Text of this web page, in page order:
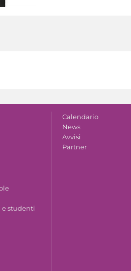
e studenti
Calendario
News
Avvisi
Partner